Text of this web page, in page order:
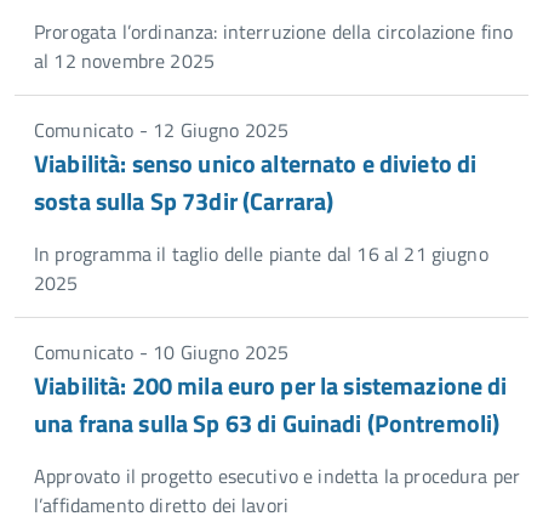
Prorogata l’ordinanza: interruzione della circolazione fino
al 12 novembre 2025
Comunicato - 12 Giugno 2025
Viabilità: senso unico alternato e divieto di
sosta sulla Sp 73dir (Carrara)
In programma il taglio delle piante dal 16 al 21 giugno
2025
Comunicato - 10 Giugno 2025
Viabilità: 200 mila euro per la sistemazione di
una frana sulla Sp 63 di Guinadi (Pontremoli)
Approvato il progetto esecutivo e indetta la procedura per
l’affidamento diretto dei lavori